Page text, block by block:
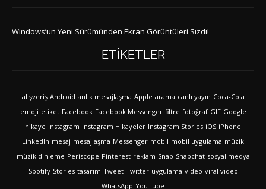
Windows’un Yeni Sürümünden Ekran Görüntüleri Sızdı!
ETIKETLER
alışveriş Android anlık mesajlaşma Apple arama canlı yayın Coca-Cola
emoji etiket Facebook Facebook Messenger filtre fotoğraf GIF Google
hikaye Instagram Instagram Hikayeler Instagram Stories iOS iPhone
LinkedIn mesaj mesajlaşma Messenger mobil mobil uygulama müzik
müzik dinleme Periscope Pinterest reklam Snap Snapchat sosyal medya
Spotify Stories tasarım Tweet Twitter uygulama video viral video
WhatsApp YouTube